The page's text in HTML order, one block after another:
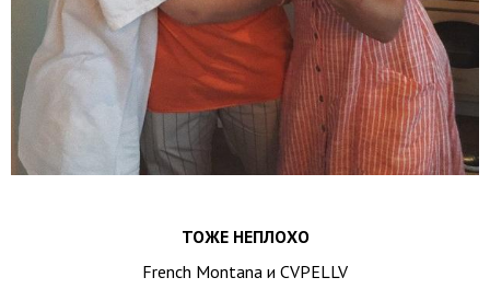
ТОЖЕ НЕПЛОХО
French Montana и CVPELLV